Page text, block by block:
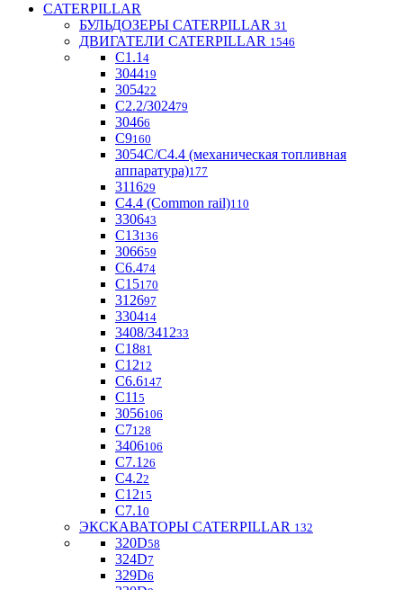
CATERPILLAR
БУЛЬДОЗЕРЫ CATERPILLAR 31
ДВИГАТЕЛИ CATERPILLAR 1546
C1.1 4
304419
305422
С2.2/302479
30466
С9160
3054С/С4.4 (механическая топливная
аппаратура)177
311629
С4.4 (Common rail)110
330643
С13136
306659
С6.474
С15170
312697
330414
3408/341233
С1881
C1212
С6.6147
C11 5
3056106
С7128
3406106
C7.1 26
C4.22
С1215
С7.1 0
ЭКСКАВАТОРЫ CATERPILLAR 132
320D58
324D7
329D6